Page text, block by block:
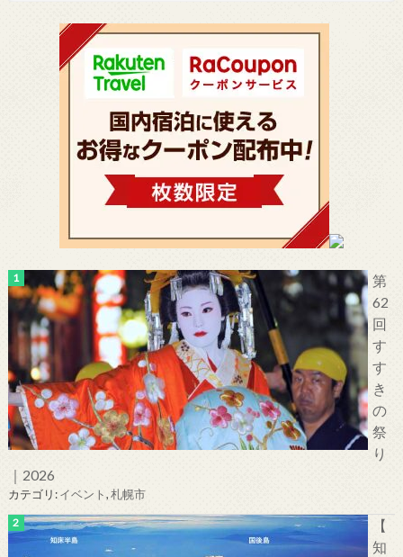
第
62
回
す
す
き
の
祭
り
｜2026
カテゴリ:イベント,札幌市
【
知